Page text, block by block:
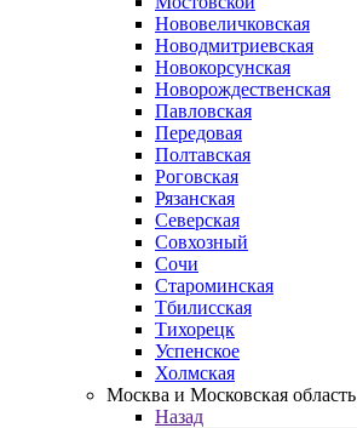
Нововеличковская
Новодмитриевская
Новокорсунская
Новорождественская
Павловская
Передовая
Полтавская
Роговская
Рязанская
Северская
Совхозный
Сочи
Староминская
Тбилисская
Тихорецк
Успенское
Холмская
Москва и Московская область
Назад